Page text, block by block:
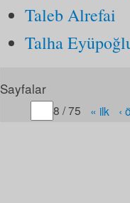
Taleb Alrefai
Talha
Sayfalar
Gitmek istediğiniz
8 / 75 « ilk ‹